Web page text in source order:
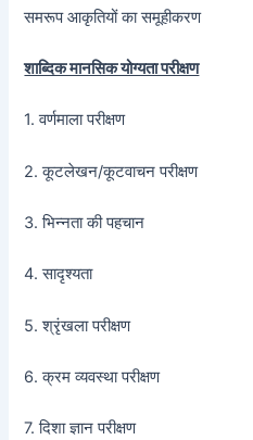
समरूप आकृतियों का समूहीकरण
शाब्दिक मानसिक योग्यता परीक्षण
1. वर्णमाला परीक्षण
2. कूटलेखन/कूटवाचन परीक्षण
3. भिन्नता की पहचान
4. सादृश्यता
5. श्रृंखला परीक्षण
6. क्रम व्यवस्था परीक्षण
7. दिशा ज्ञान परीक्षण